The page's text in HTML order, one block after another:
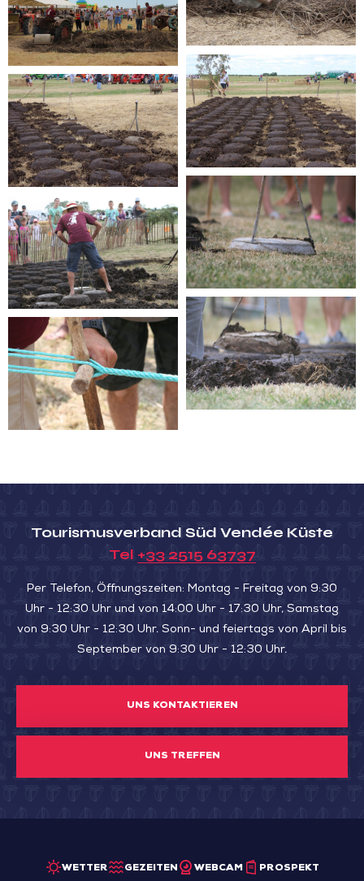
Tourismusverband Süd Vendée Küste
Tel +33 2515 63737
Per Telefon, Öffnungszeiten: Montag - Freitag von 9:30
Uhr - 12:30 Uhr und von 14:00 Uhr - 17:30 Uhr, Samstag
von 9:30 Uhr - 12:30 Uhr. Sonn- und feiertags von April bis
September von 9:30 Uhr - 12:30 Uhr.
UNS KONTAKTIEREN
UNS TREFFEN
WETTER GEZEITEN WEBCAM PROSPEKT